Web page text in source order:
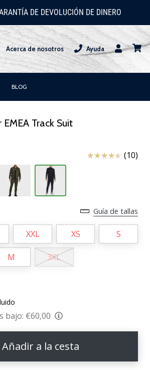
DE DEVOLUCIÓN DE DINERO
Acerca de nosotros
Ayuda
Usuario
BLOG
Track Suit
Reseña (10)
Guía de tallas
XXL XS S
M 3XL
bajo: €60,00
Añadir a la cesta